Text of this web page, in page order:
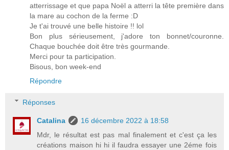
atterrissage et que papa Noël a atterri la tête première dans
la mare au cochon de la ferme :D
Je t'ai trouvé une belle histoire !! lol
Bon plus sérieusement, j'adore ton bonnet/couronne.
Chaque bouchée doit être très gourmande.
Merci pour ta participation.
Bisous, bon week-end
Répondre
Réponses
Catalina
16 décembre 2022 à 18:58
Mdr, le résultat est pas mal finalement et c'est ça les
créations maison hi hi il faudra essayer une 2éme fois